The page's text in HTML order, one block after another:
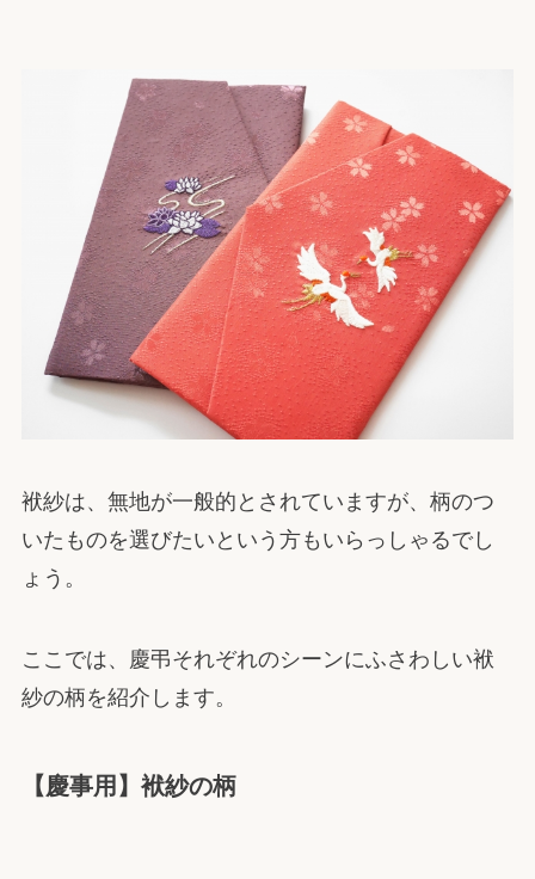
袱紗は、無地が一般的とされていますが、柄のつ
いたものを選びたいという方もいらっしゃるでし
ょう。
ここでは、慶弔それぞれのシーンにふさわしい袱
紗の柄を紹介します。
【慶事用】袱紗の柄